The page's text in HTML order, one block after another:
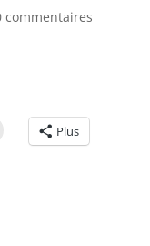
commentaires
Plus